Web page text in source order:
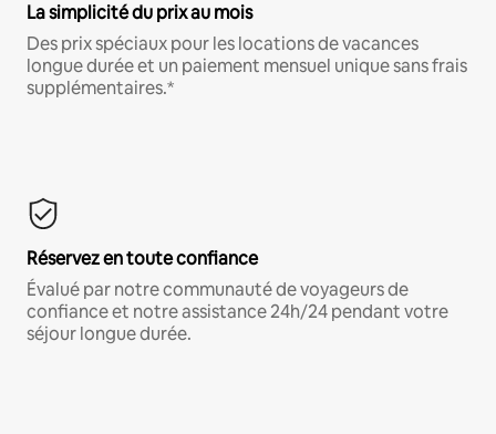
La simplicité du prix au mois
Des prix spéciaux pour les locations de vacances
longue durée et un paiement mensuel unique sans frais
supplémentaires.*
Réservez en toute confiance
Évalué par notre communauté de voyageurs de
confiance et notre assistance 24h/24 pendant votre
séjour longue durée.